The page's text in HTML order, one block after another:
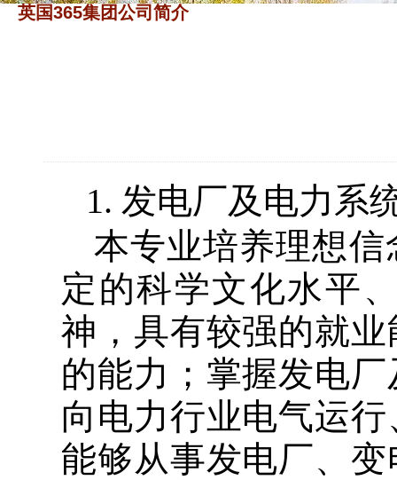
​英国365集团公司简介
1. 发电厂及电力系
本专业培养理想
定的科学文化水平
神，具有较强的就
的能力；掌握发电
向电力行业电气运
能够从事发电厂、